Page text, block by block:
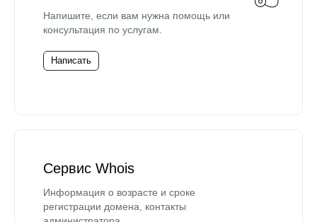
Напишите, если вам нужна помощь или
консультация по услугам.
Написать
Сервис Whois
Информация о возрасте и сроке
регистрации домена, контакты